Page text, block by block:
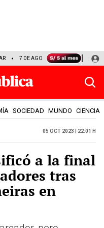
7 DE AGOSTO OLLANTA
SOCIEDAD MUNDO CIENCIA
05 Oct 2023 | 22:01 h
a la final
tras
en